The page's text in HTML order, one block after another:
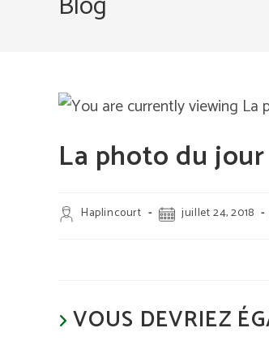
La photo du
Auteur/autrice
de
Haplincourt
Publication
publiée :
juillet 24, 2018
VOUS DEVRIEZ